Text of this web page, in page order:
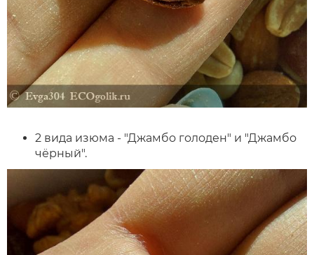
2 вида изюма - "Джамбо голоден" и "Джамбо
чёрный".